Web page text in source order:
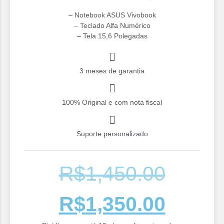
– Notebook ASUS Vivobook
– Teclado Alfa Numérico
– Tela 15,6 Polegadas
3 meses de garantia
100% Original e com nota fiscal
Suporte personalizado
R$1,450.00
R$1,350.00